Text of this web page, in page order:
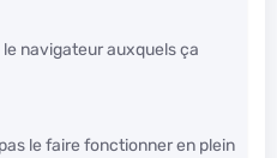
le navigateur auxquels ça
le faire fonctionner en plein